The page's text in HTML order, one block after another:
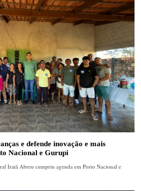
e defende inovação e mais
Nacional e Gurupi
Iratã Abreu cumpriu agenda em Porto Nacional e